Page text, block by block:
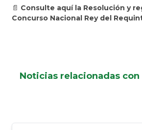
📄 Consulte aquí la Resolución y
Concurso Nacional Rey del
Noticias relacionadas